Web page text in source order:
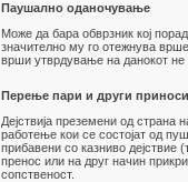
Паушално оданочување
Може да бара обврзник кој
значително му го отежнува
врши утврдување на данокот
Перење пари и други
Дејствија преземени од страна
работење кои се состојат од
прибавени со казниво дејствие
пренос или на друг начин
сопственост.